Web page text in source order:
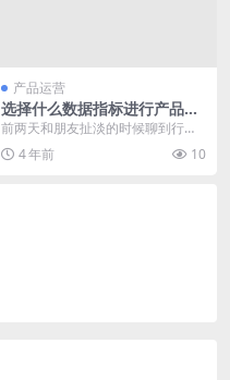
产品运营
选择什么数据指标进行产品评
估？(一)
前两天和朋友扯淡的时候聊到行业
里的一些关键数据指标，聊完之后
感慨，行业天花板在这...
4 年前 10